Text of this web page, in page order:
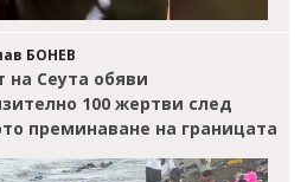
БОНЕВ
на Сеута обяви
100 жертви след
преминаване на границата